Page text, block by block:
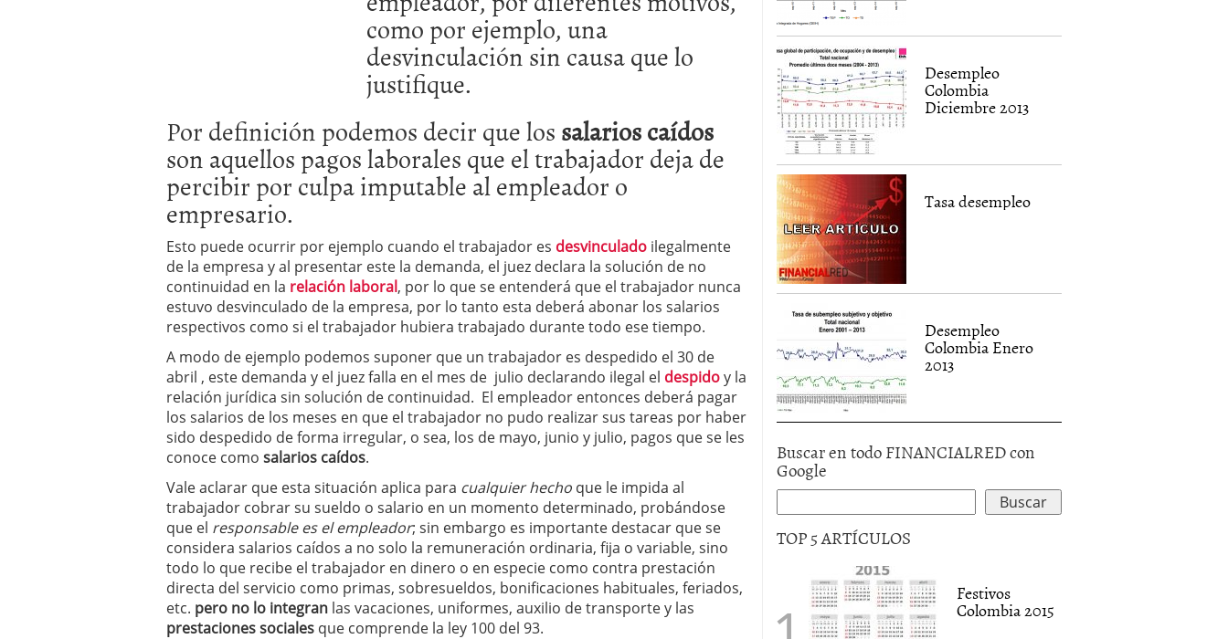
como por ejemplo, una
desvinculación sin causa que lo
justifique.
Por definición podemos decir que lossalarios caídos
son aquellos pagos laborales que el trabajador deja de
percibir por culpa imputable al empleador o
empresario.
Esto puede ocurrir por ejemplo cuando el trabajador es desvinculado ilegalmente
de la empresa y al presentar este la demanda, el juez declara la solución de no
continuidad en la relación laboral, por lo que se entenderá que el trabajador nunca
estuvo desvinculado de la empresa, por lo tanto esta deberá abonar los salarios
respectivos como si el trabajador hubiera trabajado durante todo ese tiempo.
A modo de ejemplo podemos suponer que un trabajador es despedido el 30 de
abril , este demanda y el juez falla en el mes de julio declarando ilegal el despidoy la
relación jurídica sin solución de continuidad. El empleador entonces deberá pagar
los salarios de los meses en que el trabajador no pudo realizar sus tareas por haber
sido despedido de forma irregular, o sea, los de mayo, junio y julio, pagos que se les
conoce como salarios caídos.
Vale aclarar que esta situación aplica para cualquier hecho que le impida al
trabajador cobrar su sueldo o salario en un momento determinado, probándose
que el responsable es el empleador; sin embargo es importante destacar que se
considera salarios caídos a no solo la remuneración ordinaria, fija o variable, sino
todo lo que recibe el trabajador en dinero o en especie como contra prestación
directa del servicio como primas, sobresueldos, bonificaciones habituales, feriados,
etc. pero no lo integran las vacaciones, uniformes, auxilio de transporte y las
prestaciones sociales que comprende la ley 100 del 93.
Desempleo
Colombia
Diciembre 2013
Tasa desempleo
Desempleo
Colombia Enero
2013
Buscar en todo FINANCIALRED con
Google
TOP 5 ARTÍCULOS
Festivos
Colombia 2015